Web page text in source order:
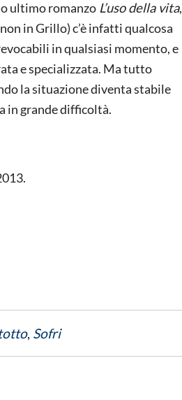
ultimo romanzo L’uso della vita,
in Grillo) c’è infatti qualcosa
in qualsiasi momento, e
e specializzata. Ma tutto
la situazione diventa stabile
in grande difficoltà.
, Sofri